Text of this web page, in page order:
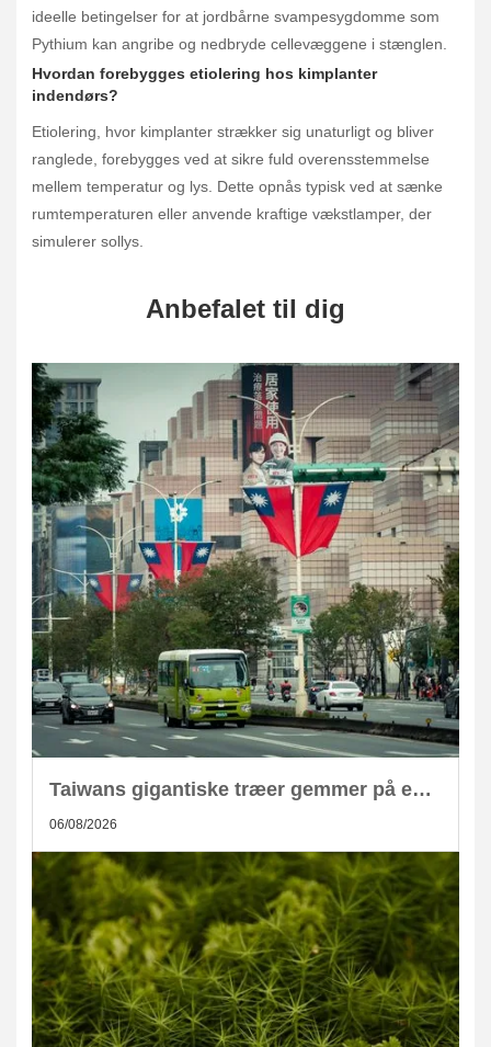
ideelle betingelser for at jordbårne svampesygdomme som
Pythium kan angribe og nedbryde cellevæggene i stænglen.
Hvordan forebygges etiolering hos kimplanter
indendørs?
Etiolering, hvor kimplanter strækker sig unaturligt og bliver
ranglede, forebygges ved at sikre fuld overensstemmelse
mellem temperatur og lys. Dette opnås typisk ved at sænke
rumtemperaturen eller anvende kraftige vækstlamper, der
simulerer sollys.
Anbefalet til dig
Taiwans gigantiske træer gemmer på enorm CO2-lagring
06/08/2026